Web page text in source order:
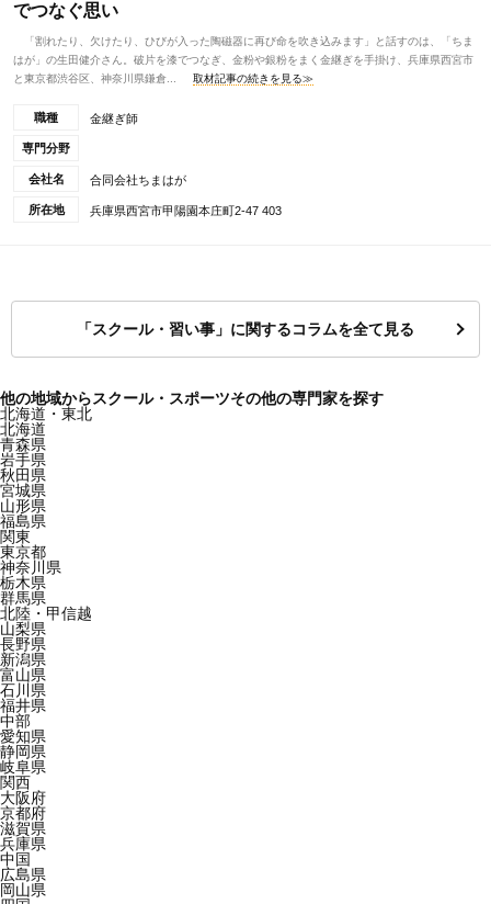
でつなぐ思い
「割れたり、欠けたり、ひびが入った陶磁器に再び命を吹き込みます」と話すのは、「ちま
はが」の生田健介さん。破片を漆でつなぎ、金粉や銀粉をまく金継ぎを手掛け、兵庫県西宮市
と東京都渋谷区、神奈川県鎌倉...
取材記事の続きを見る≫
職種 金継ぎ師
専門分野
会社名 合同会社ちまはが
所在地 兵庫県西宮市甲陽園本庄町2-47 403
「スクール・習い事」に関するコラムを全て見る
他の地域からスクール・スポーツその他の専門家を探す
北海道・東北
北海道
青森県
岩手県
秋田県
宮城県
山形県
福島県
関東
東京都
神奈川県
栃木県
群馬県
北陸・甲信越
山梨県
長野県
新潟県
富山県
石川県
福井県
中部
愛知県
静岡県
岐阜県
関西
大阪府
京都府
滋賀県
兵庫県
中国
広島県
岡山県